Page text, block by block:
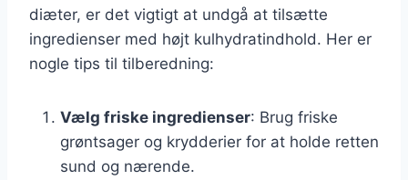
diæter, er det vigtigt at undgå at tilsætte
ingredienser med højt kulhydratindhold. Her er
nogle tips til tilberedning:
Vælg friske ingredienser: Brug friske
grøntsager og krydderier for at holde retten
sund og nærende.